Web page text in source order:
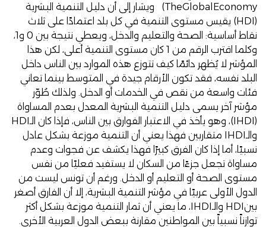
TheGlobalEconomy) ويشار إلى أن دليل التنمية البشرية
(HDI) يقيس مستوى التنمية في كل بلد اعتمادًا على ثلاث
نقاط أساسية: الصحة والتعليم والدخل، ويعطي نتيجة بين 0 و1،
وكلما اقترب الرقم من 1 كان مستوى التنمية أعلى، لكن هذا
المؤشر لا يُظهر دائمًا كيف تتوزع هذه الموارد بين الناس داخل
البلد نفسه، فقد تكون الأرقام جيدة في المتوسط بينما تعاني
فئات واسعة من نقص في الخدمات أو الدخل. ولذلك طُوّر
مؤشر آخر يسمى دليل التنمية البشرية المعدل بعدم المساواة
(IHDI)، وهو يأخذ في الاعتبار الفوارق بين الناس، فإذا كان الـHDI
والـIHDI متقاربين فهذا يعني أن التنمية موزعة بشكل عادل
نسبيًا، أما إذا كان الفرق كبيرًا فهذا يكشف عن فجوات وعدم
مساواة تجعل جزءًا من السكان لا يستفيد فعليًا من نفس
مستوى الصحة أو التعليم أو الدخل. ورغم أن تونس ليست من
الدول الأولى عربيًا في مؤشر التنمية البشرية، إلا أن الفارق أصغر
بينHDI والـIHDI، ما يعني أن ثمار التنمية موزعة بشكل أكثر
توازناً نسبياً بين المواطنين مقارنة ببعض الدول العربية الأخرى.